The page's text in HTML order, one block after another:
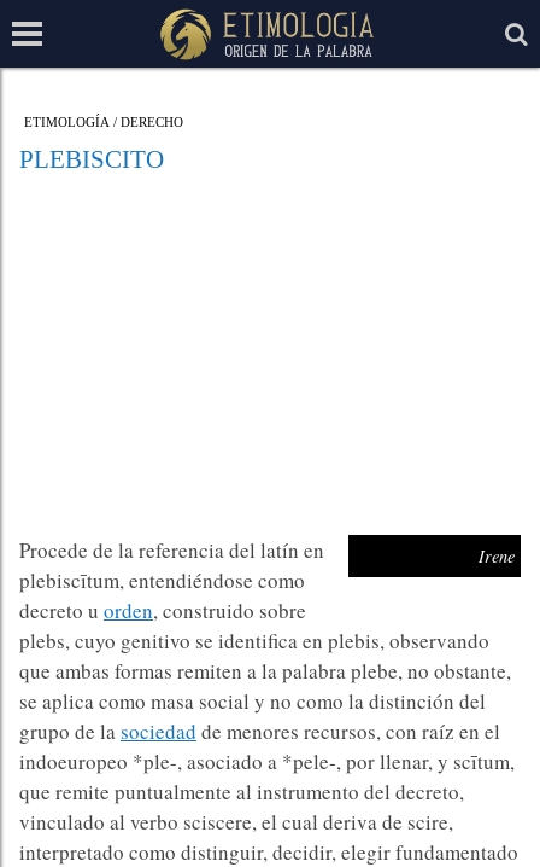
ETIMOLOGÍA / DERECHO
PLEBISCITO
Irene
Procede de la referencia del latín en
plebiscītum, entendiéndose como
decreto u orden, construido sobre
plebs, cuyo genitivo se identifica en plebis, observando
que ambas formas remiten a la palabra plebe, no obstante,
se aplica como masa social y no como la distinción del
grupo de lasociedad de menores recursos, con raíz en el
indoeuropeo *ple-, asociado a *pele-, por llenar, y scītum,
que remite puntualmente al instrumento del decreto,
vinculado al verbo sciscere, el cual deriva de scire,
interpretado como distinguir, decidir, elegir fundamentado